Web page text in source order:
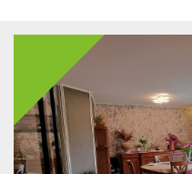
exposé sont disponibles
www.georisques.gouv.fr”.
SAS Alternative Forest –
Allée des Alizés – 44380
carte professionnelle
délivrée par la CCI de
Nazaire 527 993 901.